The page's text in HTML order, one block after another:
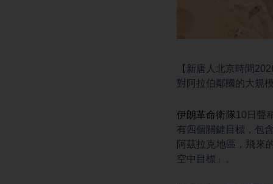
【新唐人北京時間
對阿拉伯鄰國的大規
伊朗革命衛隊10日聲
有四個關鍵目標，包
阿茲拉克地區，飛來
空中目標」。